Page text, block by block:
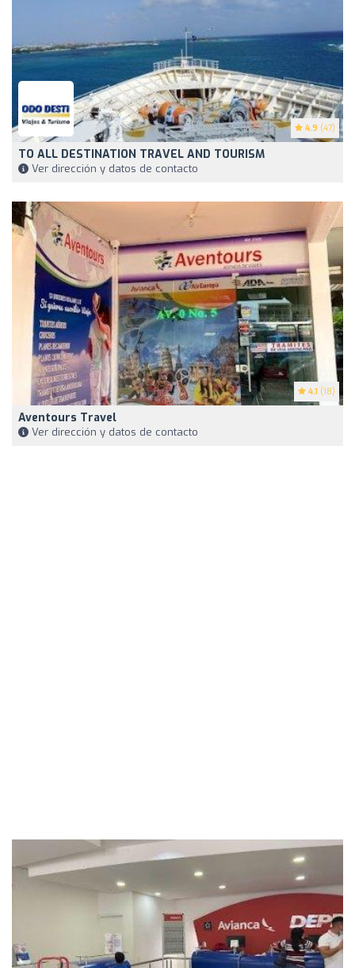
4.9 (47)
TO ALL DESTINATION TRAVEL AND TOURISM
Ver dirección y datos de contacto
4.1 (18)
Aventours Travel
Ver dirección y datos de contacto